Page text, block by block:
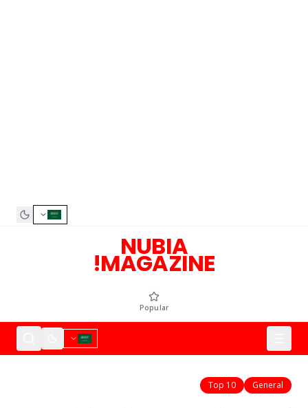
NUBIA
MAGAZINE!
Popular
General
Top 10